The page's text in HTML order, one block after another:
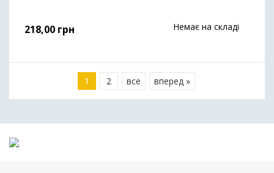
218,00 грн Немає на складі
1 2 все вперед »